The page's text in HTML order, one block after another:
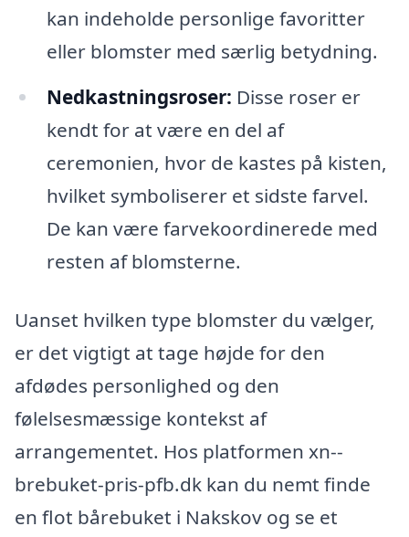
kan indeholde personlige favoritter
eller blomster med særlig betydning.
Nedkastningsroser: Disse roser er
kendt for at være en del af
ceremonien, hvor de kastes på kisten,
hvilket symboliserer et sidste farvel.
De kan være farvekoordinerede med
resten af blomsterne.
Uanset hvilken type blomster du vælger,
er det vigtigt at tage højde for den
afdødes personlighed og den
følelsesmæssige kontekst af
arrangementet. Hos platformen xn--
brebuket-pris-pfb.dk kan du nemt finde
en flot bårebuket i Nakskov og se et